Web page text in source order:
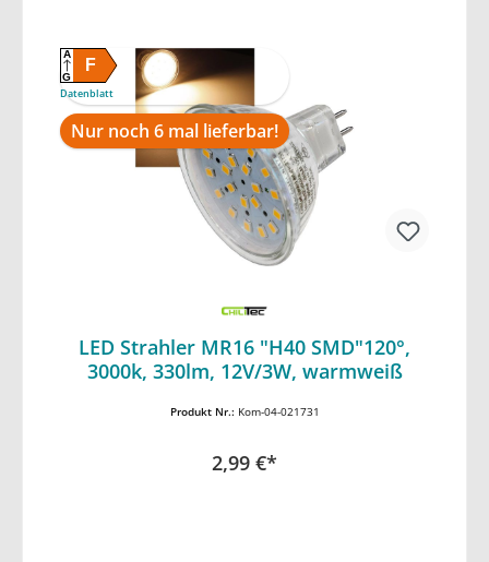
F
A
G
Datenblatt
Nur noch 6 mal lieferbar!
LED Strahler MR16 "H40 SMD"120°,
3000k, 330lm, 12V/3W, warmweiß
Produkt Nr.: Kom-04-021731
2,99 €*
In den Warenkorb